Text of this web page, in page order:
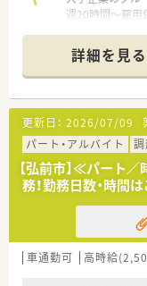
週20時間～雇用
生労働省から取
また、「子育て
を実施した企業
子育て世代にや
詳細を見る
更新日： 2026/07/09
パート・アルバイト
【弘前市】≪パート
務！勤務日数・時間
車通勤可 高時給